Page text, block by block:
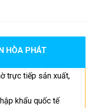
HÒA PHÁT
trực tiếp sản xuất,
khẩu quốc tế